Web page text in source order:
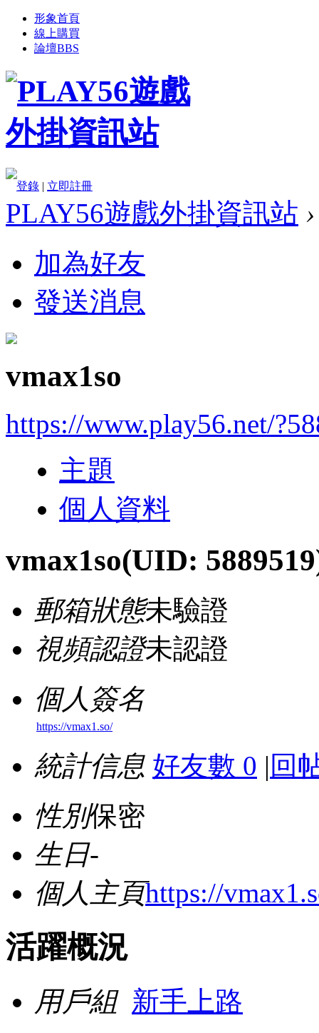
形象首頁
線上購買
論壇BBS
登錄 | 立即註冊
PLAY56遊戲外掛資訊站 ›
加為好友
發送消息
vmax1so
https://www.play56.net/
主題
個人資料
vmax1so(UID:
郵箱狀態未驗證
視頻認證未認證
個人簽名
https://vmax1.so/
統計信息 好友數 0 | 回
性別保密
生日-
個人主頁https://
活躍概況
用戶組 新手上路